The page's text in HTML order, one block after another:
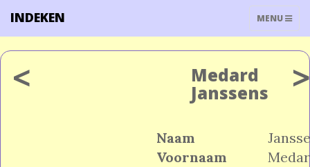
TOGGLE
MENU
INDEKEN
< Medard
Janssens
Naam
Voornaam
>